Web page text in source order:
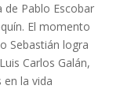
de Pablo Escobar
El momento
Sebastián logra
Carlos Galán,
la vida